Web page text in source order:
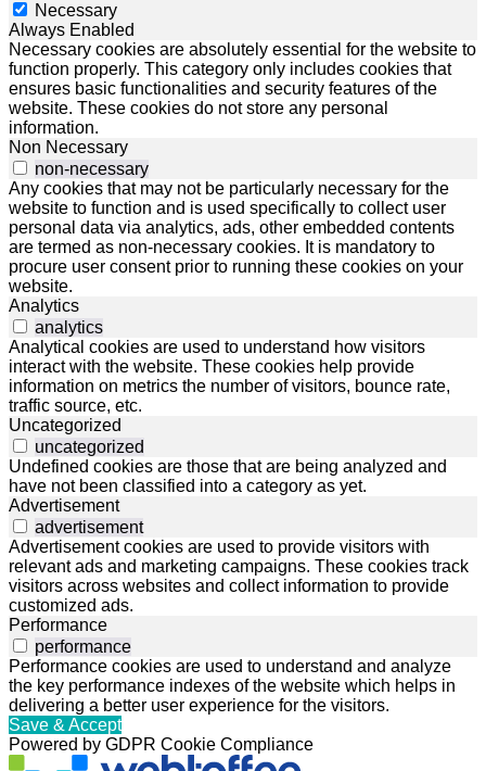
Necessary
Always Enabled
Necessary cookies are absolutely essential for the website to
function properly. This category only includes cookies that
ensures basic functionalities and security features of the
website. These cookies do not store any personal
information.
Non Necessary
non-necessary
Any cookies that may not be particularly necessary for the
website to function and is used specifically to collect user
personal data via analytics, ads, other embedded contents
are termed as non-necessary cookies. It is mandatory to
procure user consent prior to running these cookies on your
website.
Analytics
analytics
Analytical cookies are used to understand how visitors
interact with the website. These cookies help provide
information on metrics the number of visitors, bounce rate,
traffic source, etc.
Uncategorized
uncategorized
Undefined cookies are those that are being analyzed and
have not been classified into a category as yet.
Advertisement
advertisement
Advertisement cookies are used to provide visitors with
relevant ads and marketing campaigns. These cookies track
visitors across websites and collect information to provide
customized ads.
Performance
performance
Performance cookies are used to understand and analyze
the key performance indexes of the website which helps in
delivering a better user experience for the visitors.
Save & Accept
Powered by GDPR Cookie Compliance